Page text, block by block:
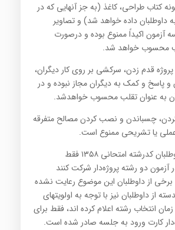
کتاب طراحی، کاغذ (به جز آنهایی که در
داوطلبان داده خواهد شد) و تصاویر
آزمون اکیداً ممنوع بوده و درصورت
محسوب خواهد شد.
قدم زدن، سرکشی بر روی کار دیگران،
پاسخ و کمک به دیگران مجاز نبوده و در
به عنوان تقلب محسوب خواهدشد.
کردن، چسباندن و نصب کردن مصالح متفرقه
یا تشریحی ممنوع است.
از آنجائیکه داوطلبان کدرشته امتحانی ۱۳۵۸ فقط
آزمون دو رشته پروژه‌دار شرکت کنند
از داوطلبان این موضوع رعایت نشده
از داوطلبان نیز با توجه به اولویتهای
انتخاب رشته اعلام کرده اند، فقط برای
کارت ورود به جلسه صادر شده است.